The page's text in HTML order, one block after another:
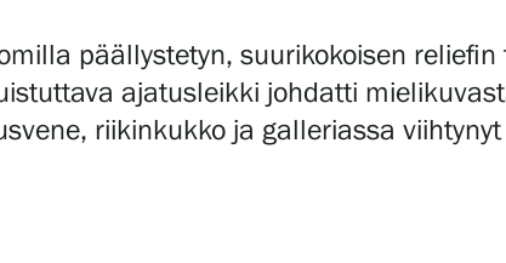
päällystetyn, suurikokoisen
ajatusleikki johdatti
riikinkukko ja galleriassa